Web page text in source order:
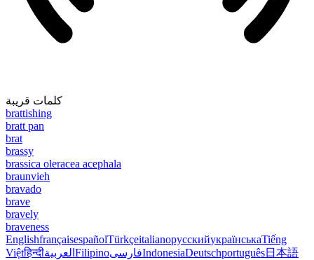
كلمات قريبة
brattishing
bratt pan
brat
brassy
brassica oleracea acephala
braunvieh
bravado
brave
bravely
braveness
EnglishfrançaisespañolTürkçeitalianoрусскийукраїнськаTiếng
Việtहिन्दीالعربية FilipinoفارسیIndonesiaDeutschportuguês日本語